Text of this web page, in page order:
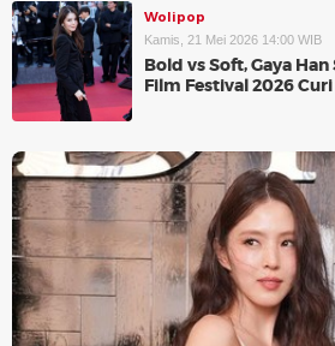
Wolipop
Kamis, 21 Mei 2026 14:00 WIB
Bold vs Soft, Gaya Han
Film Festival 2026